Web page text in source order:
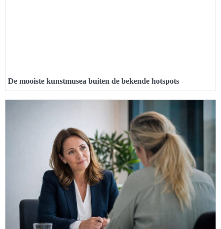
De mooiste kunstmusea buiten de bekende hotspots